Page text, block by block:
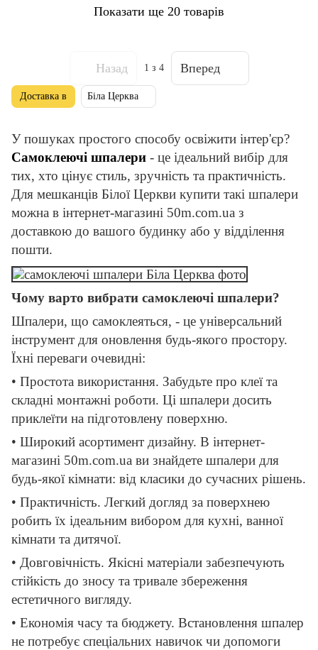
Показати ще 20 товарів
Назад 1 з 4 Вперед
У пошуках простого способу освіжити інтер'єр?
Самоклеючі шпалери - це ідеальний вибір для
тих, хто цінує стиль, зручність та практичність.
Для мешканців Білої Церкви купити такі шпалери
можна в інтернет-магазині 50m.com.ua з
доставкою до вашого будинку або у відділення
пошти.
Чому варто вибрати самоклеючі шпалери?
Шпалери, що самоклеяться, - це універсальний
інструмент для оновлення будь-якого простору.
Їхні переваги очевидні:
• Простота використання. Забудьте про клеї та
складні монтажні роботи. Ці шпалери досить
приклеїти на підготовлену поверхню.
• Широкий асортимент дизайну. В інтернет-
магазині 50m.com.ua ви знайдете шпалери для
будь-якої кімнати: від класики до сучасних рішень.
• Практичність. Легкий догляд за поверхнею
робить їх ідеальним вибором для кухні, ванної
кімнати та дитячої.
• Довговічність. Якісні матеріали забезпечують
стійкість до зносу та тривале збереження
естетичного вигляду.
• Економія часу та бюджету. Встановлення шпалер
не потребує спеціальних навичок чи допомоги
Доставка в Біла Церква